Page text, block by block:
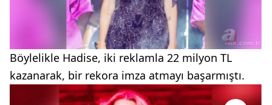
Böylelikle Hadise, iki reklamla 22 milyon TL
kazanarak, bir rekora imza atmayı başarmıştı.